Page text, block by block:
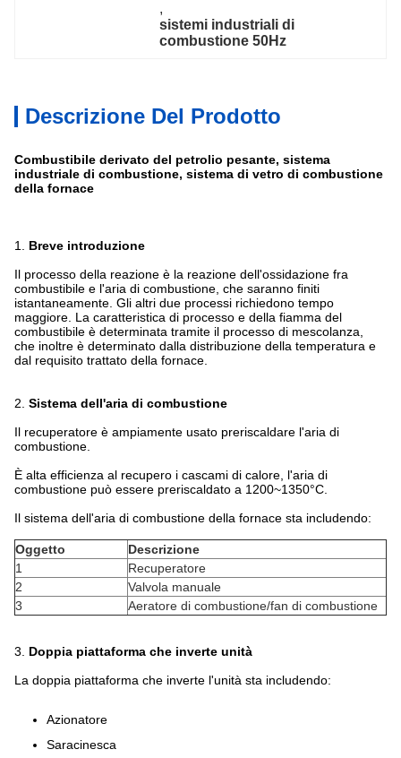
,
sistemi industriali di
combustione 50Hz
Descrizione Del Prodotto
Combustibile derivato del petrolio pesante, sistema
industriale di combustione, sistema di vetro di combustione
della fornace
1. Breve introduzione
Il processo della reazione è la reazione dell'ossidazione fra
combustibile e l'aria di combustione, che saranno finiti
istantaneamente. Gli altri due processi richiedono tempo
maggiore. La caratteristica di processo e della fiamma del
combustibile è determinata tramite il processo di mescolanza,
che inoltre è determinato dalla distribuzione della temperatura e
dal requisito trattato della fornace.
2. Sistema dell'aria di combustione
Il recuperatore è ampiamente usato preriscaldare l'aria di
combustione.
È alta efficienza al recupero i cascami di calore, l'aria di
combustione può essere preriscaldato a 1200~1350°C.
Il sistema dell'aria di combustione della fornace sta includendo:
Oggetto
Descrizione
1
Recuperatore
2
Valvola manuale
3
Aeratore di combustione/fan di combustione
3. Doppia piattaforma che inverte unità
La doppia piattaforma che inverte l'unità sta includendo:
Azionatore
Saracinesca